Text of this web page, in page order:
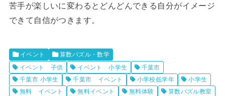
苦手が楽しいに変わるとどんどんできる自分がイメージ
できて自信がつきます。
イベント
算数パズル・数学
イベント 子供
イベント 小学生
千葉市
千葉市 小学生
千葉市 イベント 小学校低学年
小学生
無料 イベント
無料イベント 無料体験
算数パズル教室